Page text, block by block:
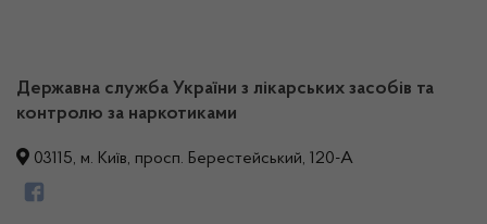
Державна служба України з лікарських засобів та
контролю за наркотиками
03115, м. Київ, просп. Берестейський, 120-А